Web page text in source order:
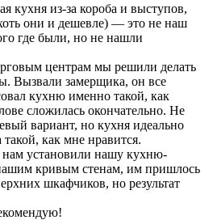
кухня из-за короба и выступов,
они и дешевле) — это не наш
где были, но не нашли
центрам мы решили делать
Вызвали замерщика, он все
кухню именно такой, как
сложилась окончательно. Не
вариант, но кухня идеально
как мне нравится.
установили нашу кухню-
кривым стенам, им пришлось
шкафчиков, но результат